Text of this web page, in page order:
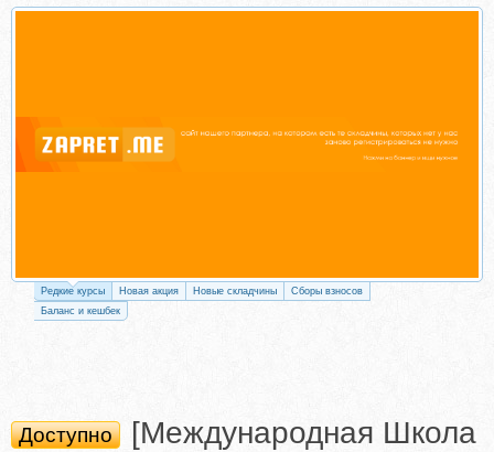
Скачать [Международная Школа Дизайна] Проектирование детских комнат,
Редкие курсы Новая акция Новые складчины
Сборы взносов
Баланс и кешбек
Доступно
[Международная Школа